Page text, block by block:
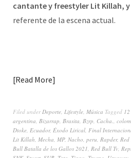
cantante y freestyler Lit Killah,
referente de la escena actual.
Read More
Filed underDeporte, Lifestyle, Música Tagged
argentina, Bizarrap, Brasita, Bzrp, Cacha.,
Dtoke, Ecuador, Éxodo Lirical, Final
Lit Killah, Mecha, MP, Nacho, peru, Rapder,
Bull Batalla de los Gallos 2021, Red Bull Tv,